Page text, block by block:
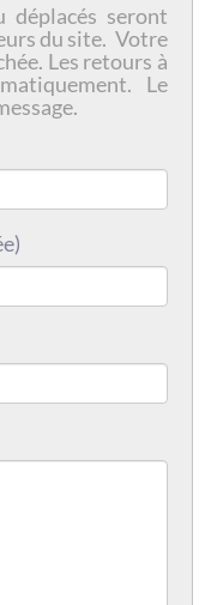
déplacés seront
du site. Votre
Les retours à
Le